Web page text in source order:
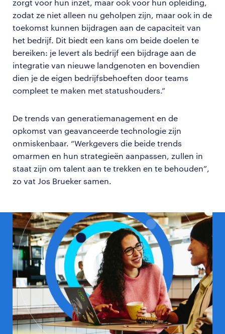
zorgt voor hun inzet, maar ook voor hun opleiding,
zodat ze niet alleen nu geholpen zijn, maar ook in de
toekomst kunnen bijdragen aan de capaciteit van
het bedrijf. Dit biedt een kans om beide doelen te
bereiken: je levert als bedrijf een bijdrage aan de
integratie van nieuwe landgenoten en bovendien
dien je de eigen bedrijfsbehoeften door teams
compleet te maken met statushouders.”
De trends van generatiemanagement en de
opkomst van geavanceerde technologie zijn
onmiskenbaar. “Werkgevers die beide trends
omarmen en hun strategieën aanpassen, zullen in
staat zijn om talent aan te trekken en te behouden”,
zo vat Jos Brueker samen.